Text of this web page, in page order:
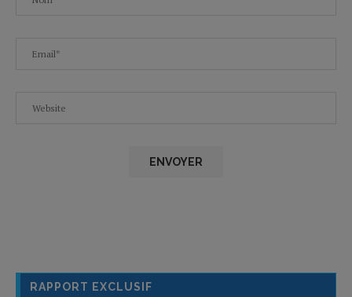
RAPPORT EXCLUSIF